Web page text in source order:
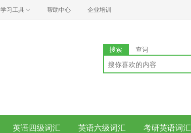
学习工具 帮助中心 企业培训
搜索 查词
英语四级词汇 英语六级词汇 考研英语词汇